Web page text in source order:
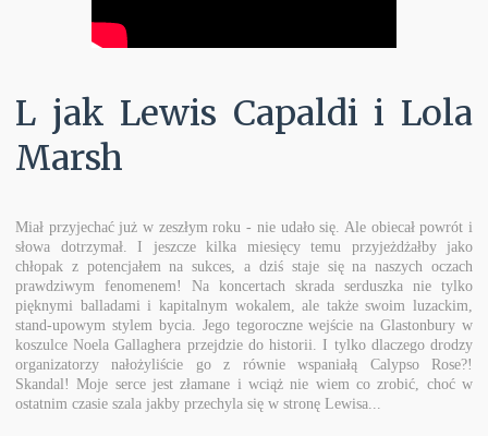
L jak Lewis Capaldi i Lola
Marsh
Miał przyjechać już w zeszłym roku - nie udało się. Ale obiecał powrót i
słowa dotrzymał. I jeszcze kilka miesięcy temu przyjeżdżałby jako
chłopak z potencjałem na sukces, a dziś staje się na naszych oczach
prawdziwym fenomenem! Na koncertach skrada serduszka nie tylko
pięknymi balladami i kapitalnym wokalem, ale także swoim luzackim,
stand-upowym stylem bycia. Jego tegoroczne wejście na Glastonbury w
koszulce Noela Gallaghera przejdzie do historii. I tylko dlaczego drodzy
organizatorzy nałożyliście go z równie wspaniałą Calypso Rose?!
Skandal! Moje serce jest złamane i wciąż nie wiem co zrobić, choć w
ostatnim czasie szala jakby przechyla się w stronę Lewisa...